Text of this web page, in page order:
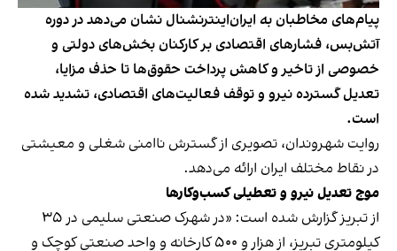
پیام‌های مخاطبان به ایران‌اینترنشنال نشان می‌دهد در دوره
آتش‌بس، فشارهای اقتصادی بر کارکنان بخش‌های دولتی و
خصوصی از تاخیر و کاهش پرداخت حقوق‌ها تا حذف مزایا،
تعدیل گسترده نیرو و توقف فعالیت‌های اقتصادی، تشدید شده
است.
روایت شهروندان، تصویری از گسترش ناامنی شغلی و معیشتی
در نقاط مختلف ایران ارائه می‌دهد.
موج تعدیل نیرو و تعطیلی کسب‌وکارها
از تبریز گزارش شده است: «در شهرک صنعتی سلیمی در ۳۵
کیلومتری تبریز، از هزار و ۵۰۰ کارخانه و واحد صنعتی کوچک و